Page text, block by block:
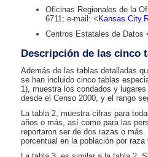
Oficinas Regionales de la
6711; e-mail: <
Centros Estatales de Datos
Descripción de las cinco
Además de las tablas detalladas
se han incluido cinco tablas
1), muestra los condados y
desde el Censo 2000, y el rango
La tabla 2, muestra cifras para
años o más, así como para las
reportaron ser de dos razas o
porcentual en la población por